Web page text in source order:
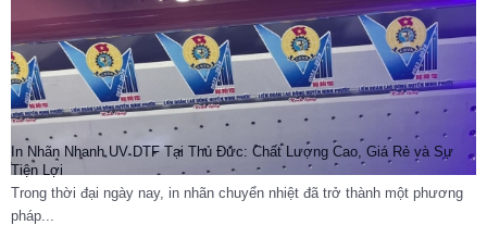
In Nhãn Nhanh UV DTF Tại Thủ Đức: Chất Lượng Cao, Giá Rẻ và Sự
Tiện Lợi
Trong thời đại ngày nay, in nhãn chuyển nhiệt đã trở thành một phương
pháp...